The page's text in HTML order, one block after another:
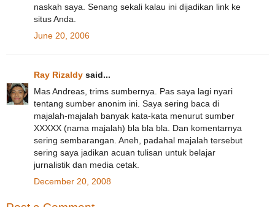
naskah saya. Senang sekali kalau ini dijadikan link ke
situs Anda.
June 20, 2006
Ray Rizaldy said...
Mas Andreas, trims sumbernya. Pas saya lagi nyari
tentang sumber anonim ini. Saya sering baca di
majalah-majalah banyak kata-kata menurut sumber
XXXXX (nama majalah) bla bla bla. Dan komentarnya
sering sembarangan. Aneh, padahal majalah tersebut
sering saya jadikan acuan tulisan untuk belajar
jurnalistik dan media cetak.
December 20, 2008